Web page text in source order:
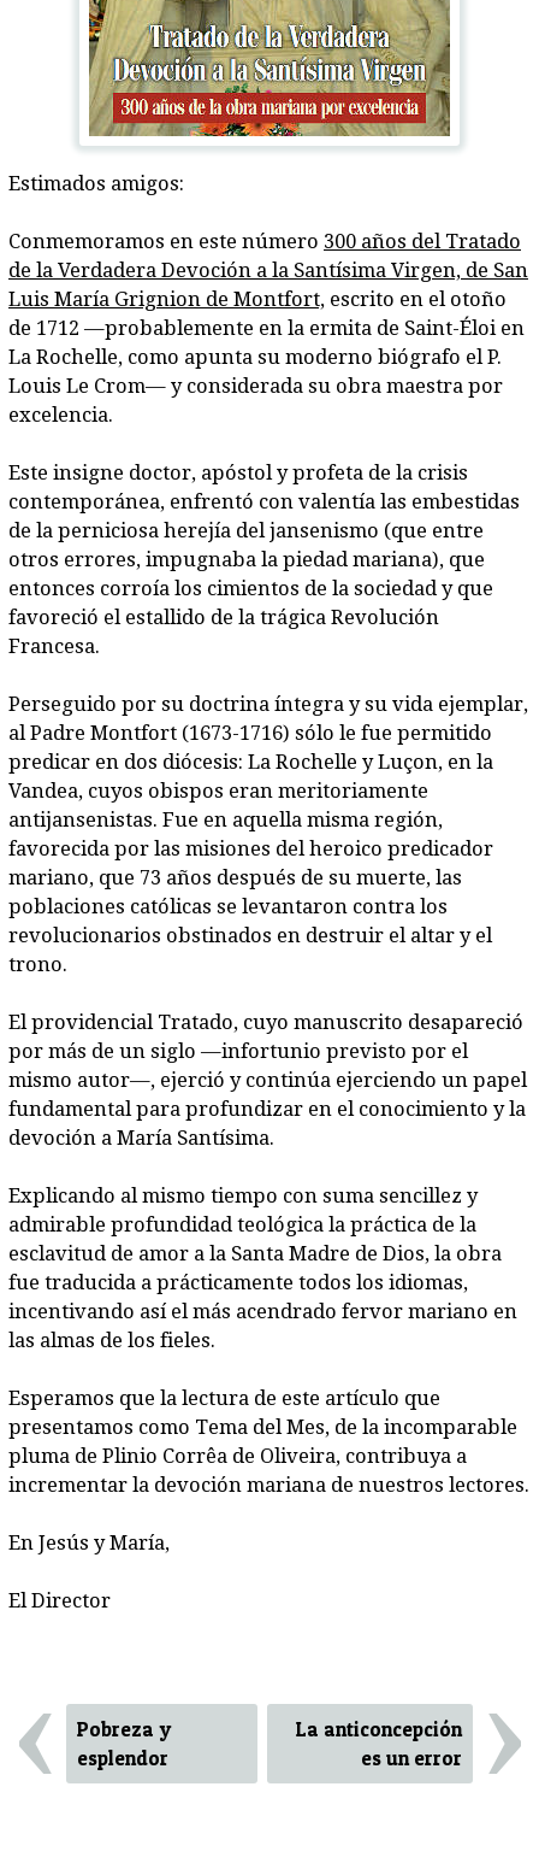
Estimados amigos:
Conmemoramos en este número 300 años del Tratado
de la Verdadera Devoción a la Santísima Virgen, de San
Luis María Grignion de Montfort, escrito en el otoño
de 1712 —probablemente en la ermita de Saint-Éloi en
La Rochelle, como apunta su moderno biógrafo el P.
Louis Le Crom— y considerada su obra maestra por
excelencia.
Este insigne doctor, apóstol y profeta de la crisis
contemporánea, enfrentó con valentía las embestidas
de la perniciosa herejía del jansenismo (que entre
otros errores, impugnaba la piedad mariana), que
entonces corroía los cimientos de la sociedad y que
favoreció el estallido de la trágica Revolución
Francesa.
Perseguido por su doctrina íntegra y su vida ejemplar,
al Padre Montfort (1673-1716) sólo le fue permitido
predicar en dos diócesis: La Rochelle y Luçon, en la
Vandea, cuyos obispos eran meritoriamente
antijansenistas. Fue en aquella misma región,
favorecida por las misiones del heroico predicador
mariano, que 73 años después de su muerte, las
poblaciones católicas se levantaron contra los
revolucionarios obstinados en destruir el altar y el
trono.
El providencial Tratado, cuyo manuscrito desapareció
por más de un siglo —infortunio previsto por el
mismo autor—, ejerció y continúa ejerciendo un papel
fundamental para profundizar en el conocimiento y la
devoción a María Santísima.
Explicando al mismo tiempo con suma sencillez y
admirable profundidad teológica la práctica de la
esclavitud de amor a la Santa Madre de Dios, la obra
fue traducida a prácticamente todos los idiomas,
incentivando así el más acendrado fervor mariano en
las almas de los fieles.
Esperamos que la lectura de este artículo que
presentamos como Tema del Mes, de la incomparable
pluma de Plinio Corrêa de Oliveira, contribuya a
incrementar la devoción mariana de nuestros lectores.
En Jesús y María,
El Director
‹
Pobreza y
esplendor
La anticoncepción
es un error
›